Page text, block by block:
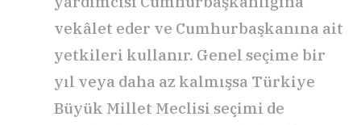
vekâlet eder ve Cumhurbaşkanına ait
yetkileri kullanır. Genel seçime bir
yıl veya daha az kalmışsa Türkiye
Büyük Millet Meclisi seçimi de